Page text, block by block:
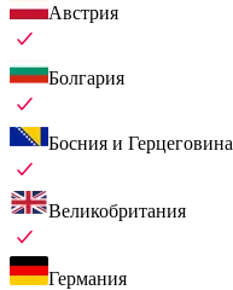
Австрия
Болгария
Босния и Герцеговина
Великобритания
Германия